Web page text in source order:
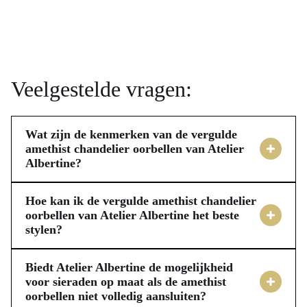
Veelgestelde vragen:
Wat zijn de kenmerken van de vergulde
amethist chandelier oorbellen van Atelier
Albertine?
Deze eyecatching oorbellen van Atelier Albertine zijn
verguld, wat betekent dat ze een dun laagje goud over een
messing basismateriaal hebben, gecombineerd met
prachtige facetgeslepen amethiststenen. Ze zijn circa 5 cm
lang en ontworpen om licht te dragen, waardoor ze
comfortabel zijn voor jou, zelfs als je ze langer draagt.
Amethist staat bekend om zijn rijke paarse kleur en wordt
geassocieerd met rust en balans, wat jouw oorbellen een
Hoe kan ik de vergulde amethist chandelier
oorbellen van Atelier Albertine het beste
stylen?
Deze elegante oorbellen van Atelier Albertine zijn
veelzijdig en perfect voor diverse gelegenheden. Ze zijn
ideaal voor feestelijke momenten zoals bruiloften, gala’s of
een chic diner, waarbij ze een verfijnde touch toevoegen
Biedt Atelier Albertine de mogelijkheid
voor sieraden op maat als de amethist
oorbellen niet volledig aansluiten?